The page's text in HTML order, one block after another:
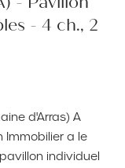
- 4 ch., 2
d'Arras) A
Immobilier a le
individuel